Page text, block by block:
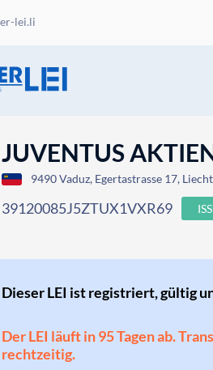
lei.li
JUVENTUS
9490 Vaduz, Egertastrasse 17,
39120085J5ZTUX1VXR69
Dieser LEI ist registriert, gültig
Der LEI läuft in 95 Tagen ab.
rechtzeitig.